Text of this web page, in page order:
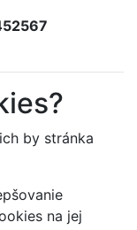
by stránka
na jej